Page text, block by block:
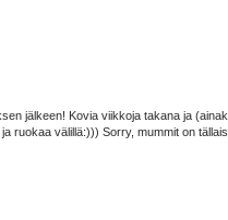
jälkeen! Kovia viikkoja takana ja
ruokaa välillä:))) Sorry, mummit on